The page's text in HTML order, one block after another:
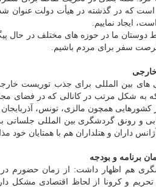
است که در گذشته در هیأت دولت عنوان
ایجاد نماییم.
دوستان ما در حوزه های مختلف در حال
سفر برای مردم باشیم.
های بین المللی برای جذب توریست
که به شکل مرتب در کانالی که در فضای
همچون مالزی، تونس،
و رونق گردشگری بین المللی جلساتی
و هتلداران هم با همتایان خود
برنامه و بودجه
هم اظهار داشت: از زمان حضورم
و کرونا از لحاظ اقتصادی مشکل